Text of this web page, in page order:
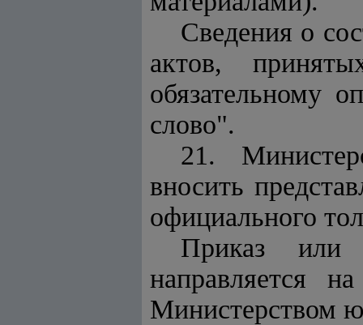
Сведения о
актов,
обязательному
слово".
21.
вносить
официального
Приказ или
направляется
Министерством